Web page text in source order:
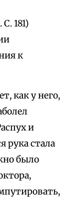
С. 181)
к
как у него,
и
рука стала
было